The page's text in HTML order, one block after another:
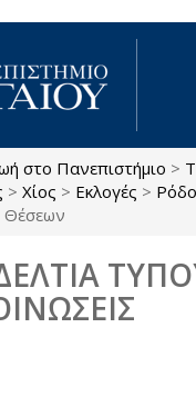
κυρίως περιεχόμενο
στο Πανεπιστήμιο >
> Χίος > Εκλογές >
Θέσεων